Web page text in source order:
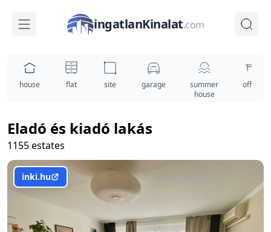
ingatlanKinalat.com
house flat site garage
summer
house
office
Eladó és kiadó lakás
1155 estates
inki.hu